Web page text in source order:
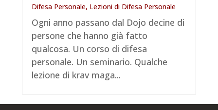
Difesa Personale, Lezioni di Difesa Personale
Ogni anno passano dal Dojo decine di
persone che hanno già fatto
qualcosa. Un corso di difesa
personale. Un seminario. Qualche
lezione di krav maga...